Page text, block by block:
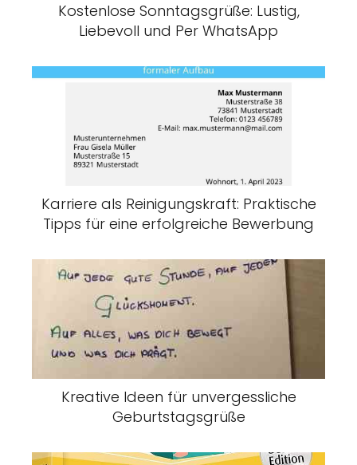
Kostenlose Sonntagsgrüße: Lustig,
Liebevoll und Per WhatsApp
Karriere als Reinigungskraft: Praktische
Tipps für eine erfolgreiche Bewerbung
Kreative Ideen für unvergessliche
Geburtstagsgrüße